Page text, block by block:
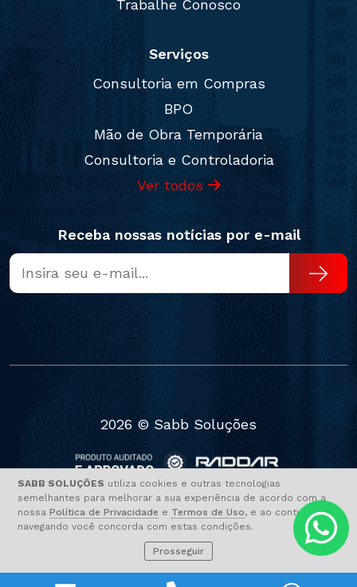
SABB SOLUÇÕES utiliza cookies e outras tecnologias
semelhantes para melhorar a sua experiência de acordo com a
nossa Política de Privacidade e Termos de Uso, e ao continuar
navegando você concorda com estas condições.
Prosseguir
Trabalhe Conosco
Serviços
Consultoria em Compras
BPO
Mão de Obra Temporária
Consultoria e Controladoria
Ver todos
Receba nossas notícias por e-mail
2026 © Sabb Soluções
Termos de uso Política de Privacidade